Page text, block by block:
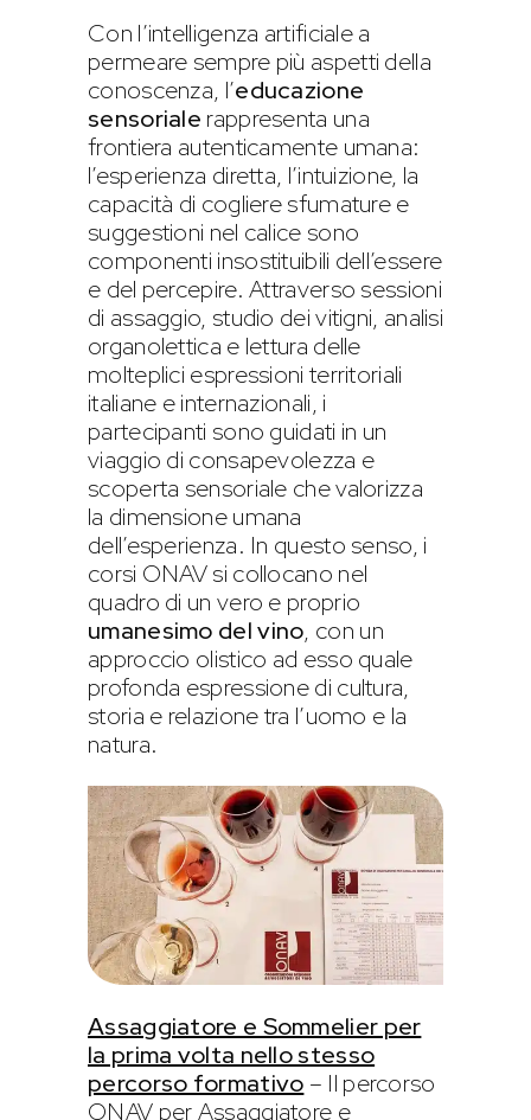
Con l’intelligenza artificiale a
permeare sempre più aspetti della
conoscenza, l’educazione
sensoriale rappresenta una
frontiera autenticamente umana:
l’esperienza diretta, l’intuizione, la
capacità di cogliere sfumature e
suggestioni nel calice sono
componenti insostituibili dell’essere
e del percepire. Attraverso sessioni
di assaggio, studio dei vitigni, analisi
organolettica e lettura delle
molteplici espressioni territoriali
italiane e internazionali, i
partecipanti sono guidati in un
viaggio di consapevolezza e
scoperta sensoriale che valorizza
la dimensione umana
dell’esperienza. In questo senso, i
corsi ONAV si collocano nel
quadro di un vero e proprio
umanesimo del vino, con un
approccio olistico ad esso quale
profonda espressione di cultura,
storia e relazione tra l’uomo e la
natura.
Assaggiatore e Sommelier per
la prima volta nello stesso
percorso formativo – Il percorso
ONAV per Assaggiatore e